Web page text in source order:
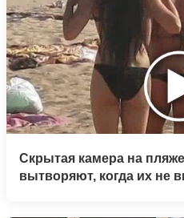
Скрытая камера на
вытворяют, когда их не